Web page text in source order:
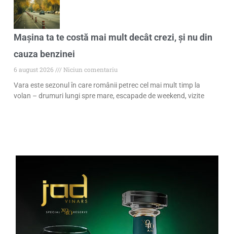
Mașina ta te costă mai mult decât crezi, și nu din
cauza benzinei
6 august 2026
Niciun comentariu
Vara este sezonul în care românii petrec cel mai mult timp la
volan – drumuri lungi spre mare, escapade de weekend, vizite